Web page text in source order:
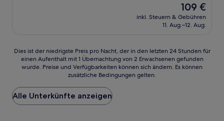
Der
Preis
beträgt
109 €
inkl. Steuern & Gebühren
11. Aug.–12. Aug.
Dies
der
Preis
pro
Nacht,
Dies ist der niedrigste Preis pro Nacht, der in den letzten 24 Stunden für
einen Aufenthalt mit 1 Übernachtung von 2 Erwachsenen gefunden
wurde. Preise und Verfügbarkeiten können sich ändern. Es können
zusätzliche Bedingungen gelten.
Alle Unterkünfte anzeigen